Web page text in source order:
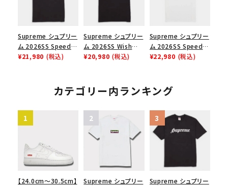
Supreme シュプリー
ム 2026SS Speed
Tee スピードTシャツ
¥21,980 (税込)
Supreme シュプリー
ム 2026SS Wish
Tee ウィッシュTシ
¥20,980 (税込)
Supreme シュプリー
ム 2026SS Speed
Tee スピードTシャツ
¥22,980 (税込)
カテゴリー内ランキング
【24.0cm～30.5cm】
Supreme シュプリー
Supreme シュプリー